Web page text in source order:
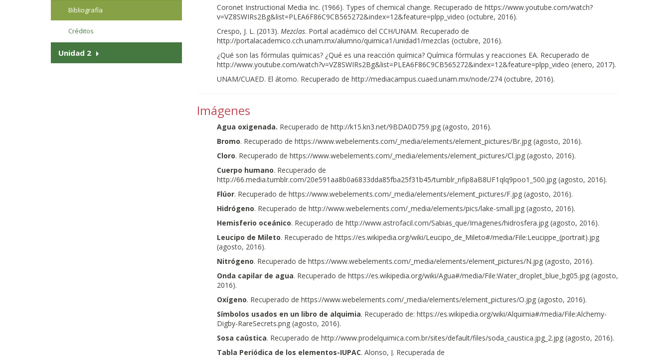
Bibliografía
Créditos
Unidad 2
Coronet Instructional Media Inc. (1966). Types of chemical change. Recuperado de https://www.youtube.com/watch?
v=VZ8SWIRs2Bg&list=PLEA6F86C9CB565272&index=12&feature=plpp_video (octubre, 2016).
Crespo, J. L. (2013). Mezclas. Portal académico del CCH/UNAM. Recuperado de
http://portalacademico.cch.unam.mx/alumno/quimica1/unidad1/mezclas (octubre, 2016).
¿Qué son las fórmulas químicas? ¿Qué es una reacción química? Química fórmulas y reacciones EA. Recuperado de
http://www.youtube.com/watch?v=VZ8SWIRs2Bg&list=PLEA6F86C9CB565272&index=12&feature=plpp_video (enero, 2017).
UNAM/CUAED. El átomo. Recuperado de http://mediacampus.cuaed.unam.mx/node/274 (octubre, 2016).
Imágenes
Agua oxigenada. Recuperado de http://k15.kn3.net/9BDA0D759.jpg (agosto, 2016).
Bromo. Recuperado de https://www.webelements.com/_media/elements/element_pictures/Br.jpg (agosto, 2016).
Cloro. Recuperado de https://www.webelements.com/_media/elements/element_pictures/Cl.jpg (agosto, 2016).
Cuerpo humano. Recuperado de
http://66.media.tumblr.com/20e591aa8b0a6833dda85fba25f31b45/tumblr_nfip8aB8UF1qlq9poo1_500.jpg (agosto, 2016).
Flúor. Recuperado de https://www.webelements.com/_media/elements/element_pictures/F.jpg (agosto, 2016).
Hidrógeno. Recuperado de http://www.webelements.com/_media/elements/pics/lake-small.jpg (agosto, 2016).
Hemisferio oceánico. Recuperado de http://www.astrofacil.com/Sabias_que/Imagenes/hidrosfera.jpg (agosto, 2016).
Leucipo de Mileto. Recuperado de https://es.wikipedia.org/wiki/Leucipo_de_Mileto#/media/File:Leucippe_(portrait).jpg
(agosto, 2016).
Nitrógeno. Recuperado de https://www.webelements.com/_media/elements/element_pictures/N.jpg (agosto, 2016).
Onda capilar de agua. Recuperado de https://es.wikipedia.org/wiki/Agua#/media/File:Water_droplet_blue_bg05.jpg (agosto,
2016).
Oxígeno. Recuperado de https://www.webelements.com/_media/elements/element_pictures/O.jpg (agosto, 2016).
Símbolos usados en un libro de alquimia. Recuperado de: https://es.wikipedia.org/wiki/Alquimia#/media/File:Alchemy-
Digby-RareSecrets.png (agosto, 2016).
Sosa caústica. Recuperado de http://www.prodelquimica.com.br/sites/default/files/soda_caustica.jpg_2.jpg (agosto, 2016).
Tabla Periódica de los elementos-IUPAC. Alonso, J. Recuperada de